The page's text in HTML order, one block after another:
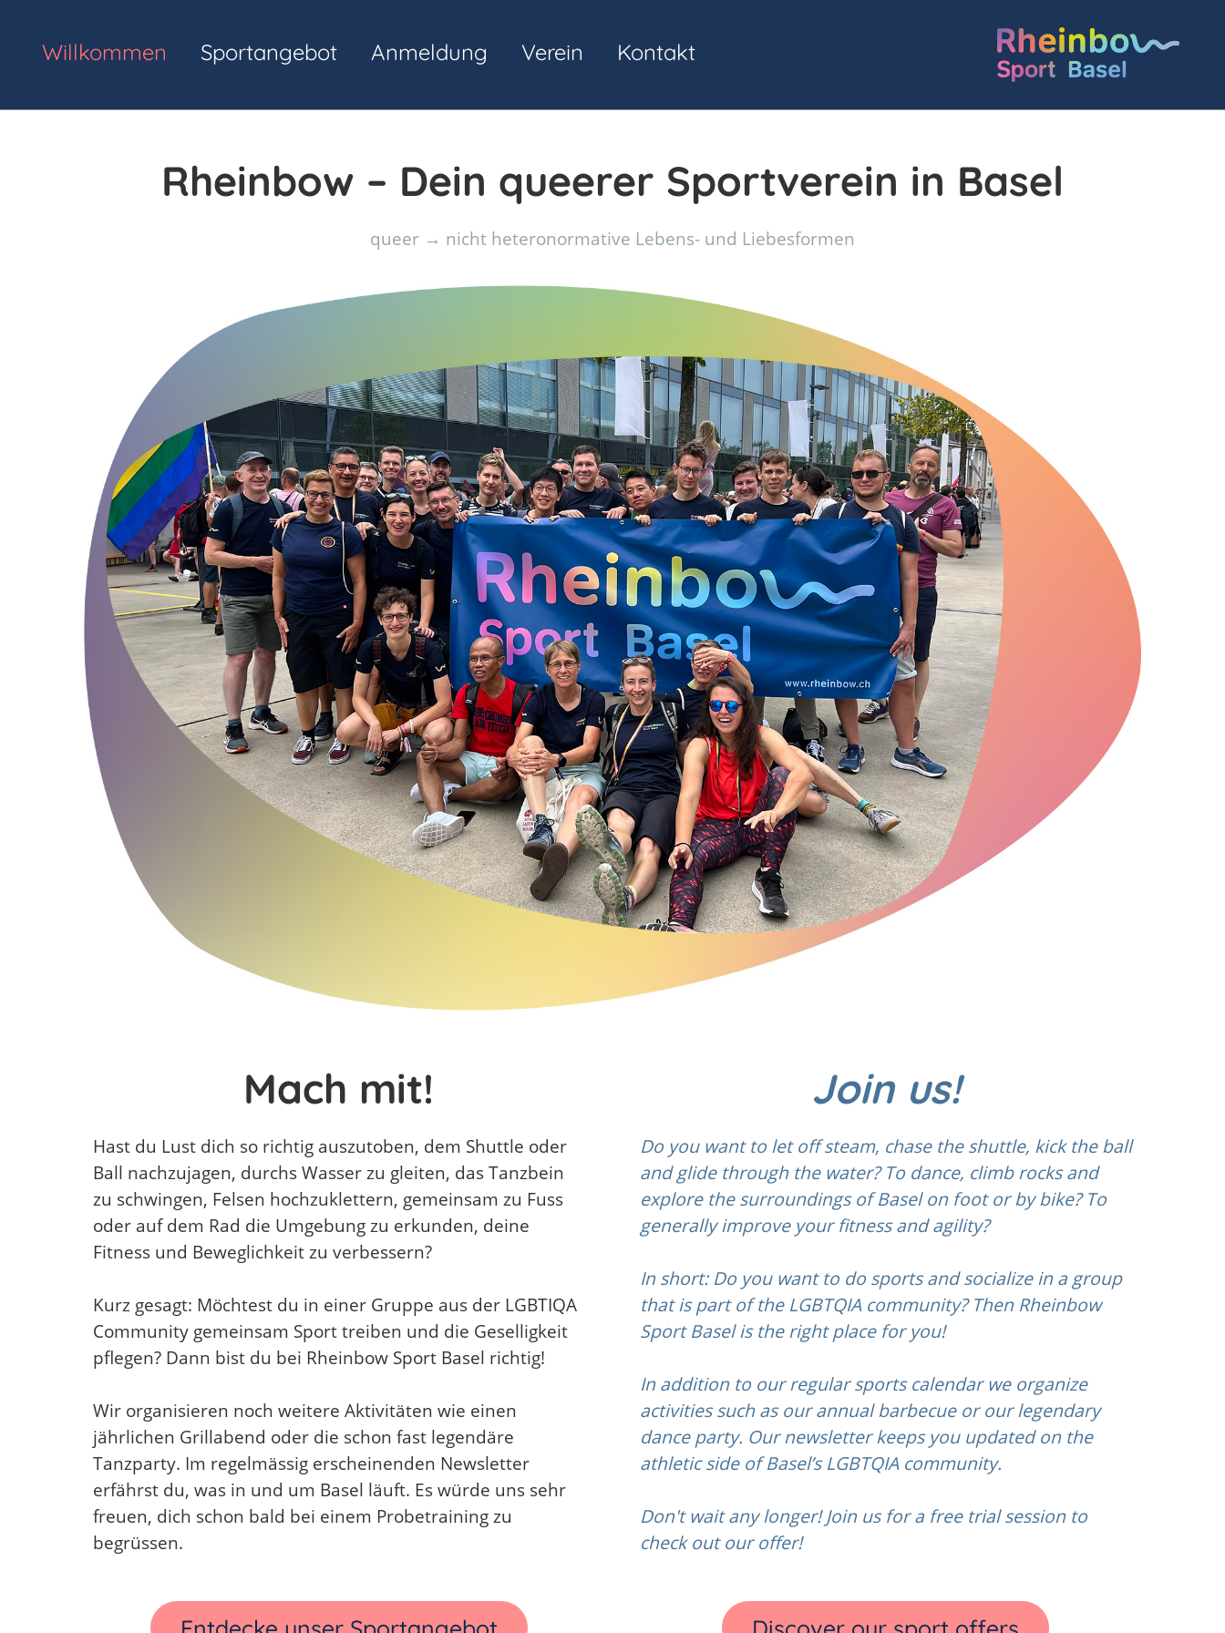
Willkommen Sportangebot Anmeldung Verein Kontakt
Rheinbow – Dein queerer Sportverein in Basel
queer → nicht heteronormative Lebens- und Liebesformen
Mach mit!
Hast du Lust dich so richtig auszutoben, dem Shuttle oder
Ball nachzujagen, durchs Wasser zu gleiten, das Tanzbein
zu schwingen, Felsen hochzuklettern, gemeinsam zu Fuss
oder auf dem Rad die Umgebung zu erkunden, deine
Fitness und Beweglichkeit zu verbessern?
Kurz gesagt: Möchtest du in einer Gruppe aus der LGBTIQA
Community gemeinsam Sport treiben und die Geselligkeit
pflegen? Dann bist du bei Rheinbow Sport Basel richtig!
Wir organisieren noch weitere Aktivitäten wie einen
jährlichen Grillabend oder die schon fast legendäre
Tanzparty. Im regelmässig erscheinenden Newsletter
erfährst du, was in und um Basel läuft. Es würde uns sehr
freuen, dich schon bald bei einem Probetraining zu
begrüssen.
Join us!
Do you want to let off steam, chase the shuttle, kick the ball
and glide through the water? To dance, climb rocks and
explore the surroundings of Basel on foot or by bike? To
generally improve your fitness and agility?
In short: Do you want to do sports and socialize in a group
that is part of the LGBTQIA community?Then Rheinbow
Sport Basel is the right place for you!
In addition to our regular sports calendar we organize
activities such as our annual barbecue or our legendary
dance party. Our newsletter keeps you updated on the
athletic side of Basel’s LGBTQIA community.
Don't wait any longer! Join us for a free trial session to
check out our offer!